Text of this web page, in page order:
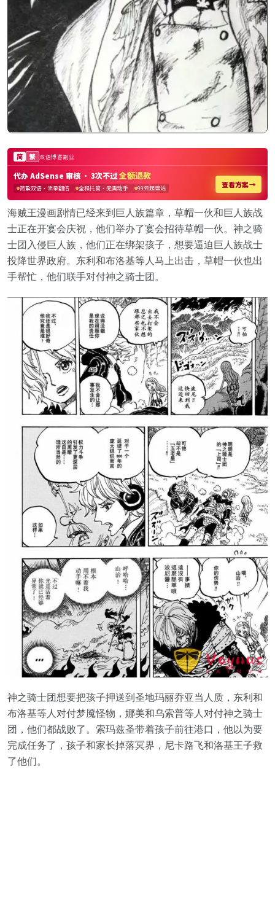
海贼王漫画剧情已经来到巨人族篇章，草帽一伙和巨人族战
士正在开宴会庆祝，他们举办了宴会招待草帽一伙。神之骑
士团入侵巨人族，他们正在绑架孩子，想要逼迫巨人族战士
投降世界政府。东利和布洛基等人马上出击，草帽一伙也出
手帮忙，他们联手对付神之骑士团。
神之骑士团想要把孩子押送到圣地玛丽乔亚当人质，东利和
布洛基等人对付梦魇怪物，娜美和乌索普等人对付神之骑士
团，他们都战败了。索玛兹圣带着孩子前往港口，他以为要
完成任务了，孩子和家长掉落冥界，尼卡路飞和洛基王子救
了他们。